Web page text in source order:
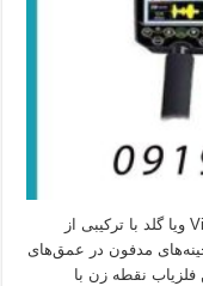
فلزیاب Via Gold A7 ویا گلد: فلزیاب Via Gold A7 ویا گلد با ترکیبی از
مدفون در عمق‌های
نقطه زن با